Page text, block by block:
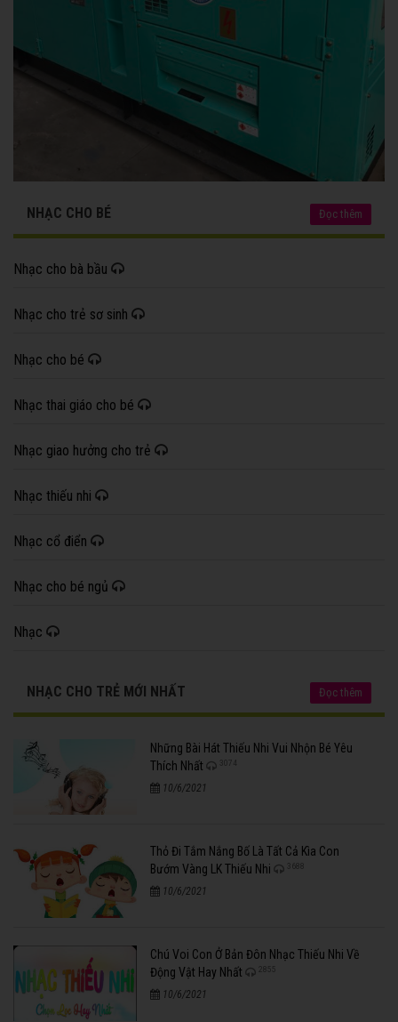
NHẠC CHO BÉ Đọc thêm
Nhạc cho bà bầu
Nhạc cho trẻ sơ sinh
Nhạc cho bé
Nhạc thai giáo cho bé
Nhạc giao hưởng cho trẻ
Nhạc thiếu nhi
Nhạc cổ điển
Nhạc cho bé ngủ
Nhạc
NHẠC CHO TRẺ MỚI NHẤT Đọc thêm
Những Bài Hát Thiếu Nhi Vui Nhộn Bé Yêu
Thích Nhất
3074
10/6/2021
Thỏ Đi Tắm Nắng Bố Là Tất Cả Kìa Con
Bướm Vàng LK Thiếu Nhi
3688
10/6/2021
Chú Voi Con Ở Bản Đôn Nhạc Thiếu Nhi Về
Động Vật Hay Nhất
2855
10/6/2021